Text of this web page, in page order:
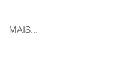
MAIS...